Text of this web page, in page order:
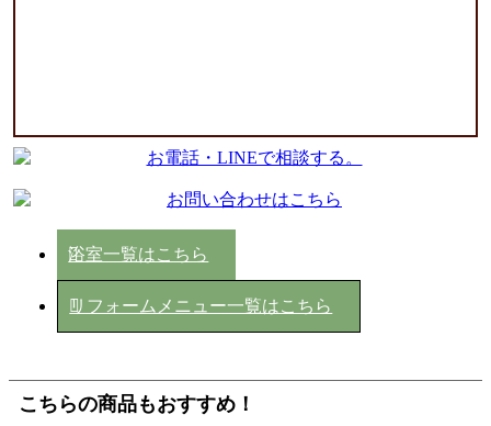
浴室一覧はこちら
リフォームメニュー一覧はこちら
こちらの商品もおすすめ！